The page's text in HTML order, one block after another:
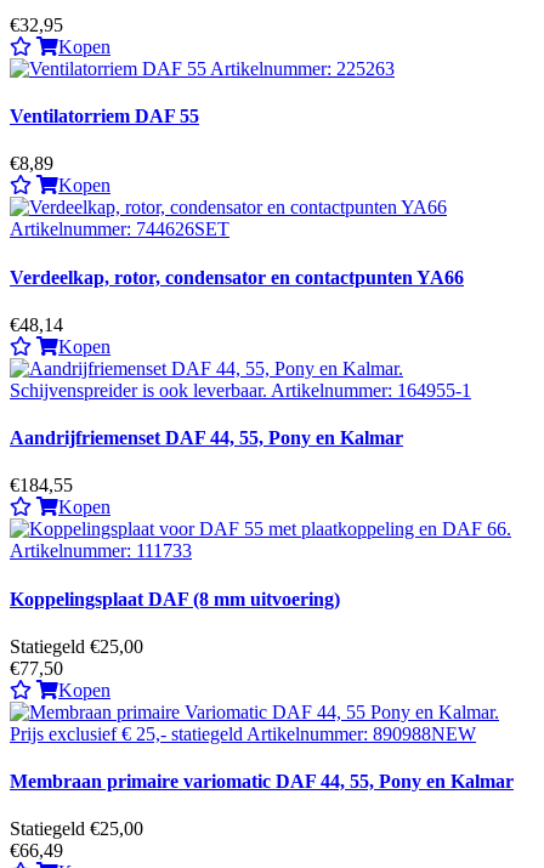
€32,95
Kopen
Ventilatorriem DAF 55
€8,89
Kopen
Verdeelkap, rotor, condensator en contactpunten YA66
€48,14
Kopen
Aandrijfriemenset DAF 44, 55, Pony en Kalmar
€184,55
Kopen
Koppelingsplaat DAF (8 mm uitvoering)
Statiegeld €25,00
€77,50
Kopen
Membraan primaire variomatic DAF 44, 55, Pony en Kalmar
Statiegeld €25,00
€66,49